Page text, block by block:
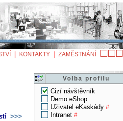
KONTAKTY ZAMĚSTNÁNÍ
Volba profilu
Cizí návštěvník
Demo eShop
Uživatel eKaskády #
Intranet #
>>>